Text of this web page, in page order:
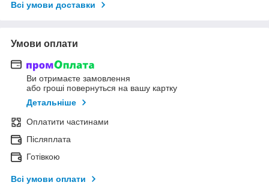
Всі умови доставки
Умови оплати
Ви отримаєте замовлення
або гроші повернуться на вашу картку
Детальніше
Оплатити частинами
Післяплата
Готівкою
Всі умови оплати